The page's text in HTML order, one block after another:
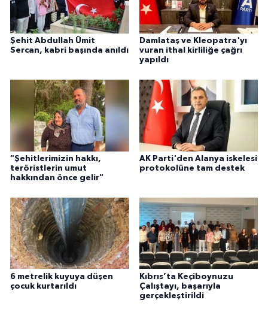
Şehit Abdullah Ümit
Sercan, kabri başında anıldı
Damlataş ve Kleopatra'yı
vuran ithal kirliliğe çağrı
yapıldı
"Şehitlerimizin hakkı,
teröristlerin umut
hakkından önce gelir"
AK Parti'den Alanya iskelesi
protokolüne tam destek
6 metrelik kuyuya düşen
çocuk kurtarıldı
Kıbrıs’ta Keçiboynuzu
Çalıştayı, başarıyla
gerçekleştirildi